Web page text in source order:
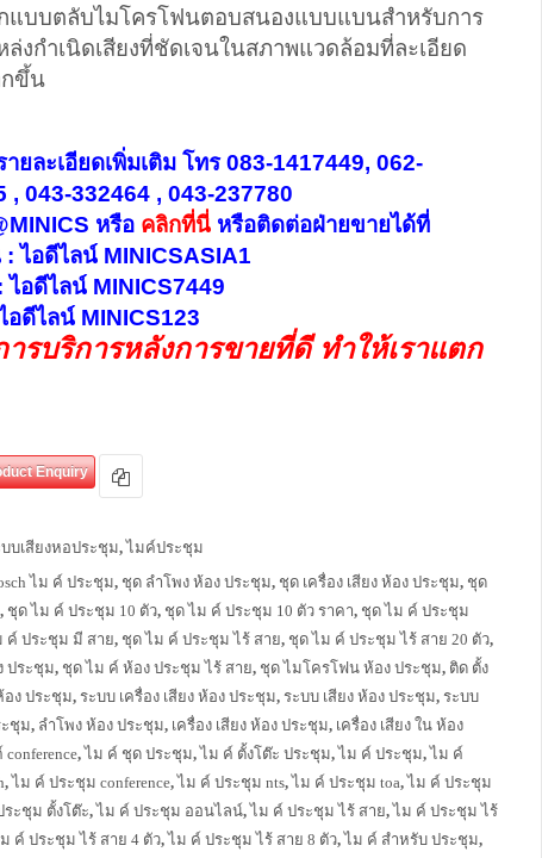
แบบตลับไมโครโฟนตอบสนองแบบแบนสำหรับการ
ล่งกำเนิดเสียงที่ชัดเจนในสภาพแวดล้อมที่ละเอียด
ขึ้น
ยละเอียดเพิ่มเติม โทร 083-1417449, 062-
, 043-332464 , 043-237780
หรือ คลิกที่นี่ หรือติดต่อฝ่ายขายได้ที่
: ไอดีไลน์ MINICSASIA1
ไอดีไลน์ MINICS7449
อดีไลน์ MINICS123
ารบริการหลังการขายที่ดี ทำให้เราแตก
Enquiry
บเสียงหอประชุม,ไมค์ประชุม
ไม ค์ ประชุม, ชุด ลำโพง ห้อง ประชุม, ชุด เครื่อง เสียง ห้อง ประชุม, ชุด
, ชุด ไม ค์ ประชุม 10 ตัว, ชุด ไม ค์ ประชุม 10 ตัว ราคา, ชุด ไม ค์ ประชุม
ค์ ประชุม มี สาย, ชุด ไม ค์ ประชุม ไร้ สาย, ชุด ไม ค์ ประชุม ไร้ สาย 20 ตัว,
ประชุม, ชุด ไม ค์ ห้อง ประชุม ไร้ สาย, ชุด ไมโครโฟน ห้อง ประชุม, ติด ตั้ง
อง ประชุม, ระบบ เครื่อง เสียง ห้อง ประชุม, ระบบ เสียง ห้อง ประชุม, ระบบ
ชุม, ลำโพง ห้อง ประชุม, เครื่อง เสียง ห้อง ประชุม, เครื่อง เสียง ใน ห้อง
conference,ไม ค์ ชุด ประชุม,ไม ค์ ตั้งโต๊ะ ประชุม,ไม ค์ ประชุม,ไม ค์
,ไม ค์ ประชุม conference,ไม ค์ ประชุม nts,ไม ค์ ประชุม toa,ไม ค์ ประชุม
ะชุม ตั้งโต๊ะ,ไม ค์ ประชุม ออนไลน์,ไม ค์ ประชุม ไร้ สาย,ไม ค์ ประชุม ไร้
ค์ ประชุม ไร้ สาย 4 ตัว,ไม ค์ ประชุม ไร้ สาย 8 ตัว,ไม ค์ สำหรับ ประชุม,